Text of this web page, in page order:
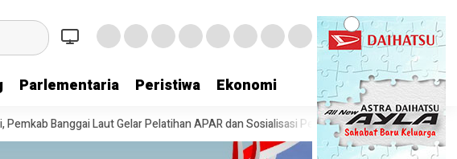
Parlementaria Peristiwa Ekonomi
Gelar Pelatihan APAR dan Sosialisasi Pencegahan Kebakaran 70 Orang CPNS